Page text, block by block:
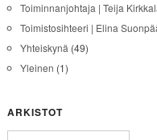
Toiminnanjohtaja | Teija
Toimistosihteeri | Elina
Yhteiskynä (49)
Yleinen (1)
ARKISTOT